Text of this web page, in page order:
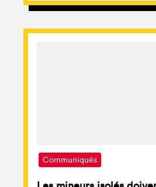
Communiqués